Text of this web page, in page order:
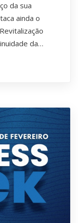
da sua
ainda o
da…